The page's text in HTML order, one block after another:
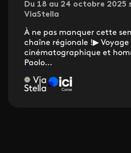
Du 18 au 24 octobre 2025
ViaStella
À ne pas manquer cette
chaîne régionale !▶ Voyage
cinématographique et
Paolo...